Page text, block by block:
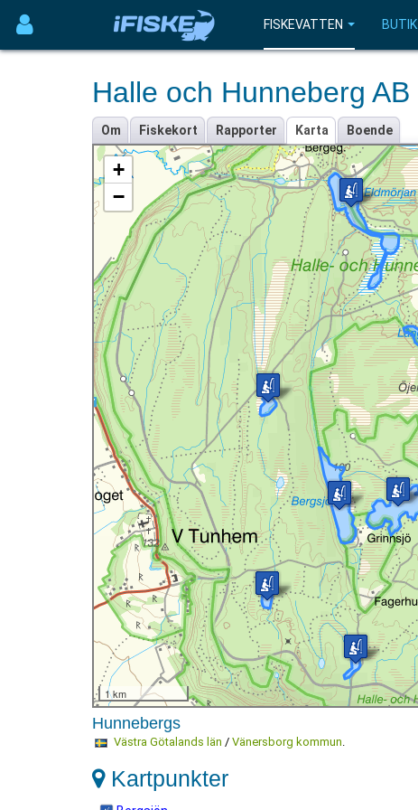
FISKEVATTEN BUTIK
Halle och Hunneberg AB
Om Fiskekort Rapporter Karta Boende
+
−
1 km
Hunnebergs
Västra Götalands län / Vänersborg kommun.
Kartpunkter